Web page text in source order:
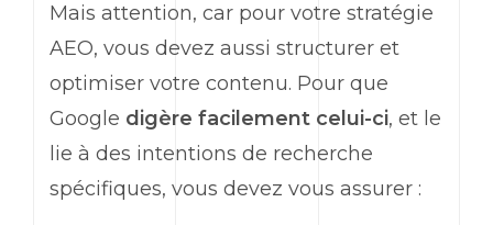
Mais attention, car pour votre stratégie
AEO, vous devez aussi structurer et
optimiser votre contenu. Pour que
Google digère facilement celui-ci, et le
lie à des intentions de recherche
spécifiques, vous devez vous assurer :